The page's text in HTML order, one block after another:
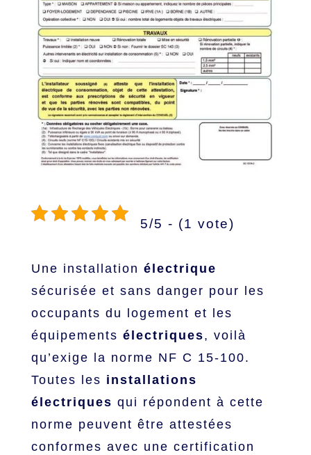
5/5 - (1 vote)
Une installation électrique
sécurisée et sans danger pour les
occupants du logement et les
équipements électriques, voilà
qu’exige la norme NF C 15-100.
Toutes les installations
électriques qui répondent à cette
norme peuvent être attestées
conformes avec une certification